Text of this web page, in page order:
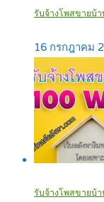
รับจ้างโพสขายบ้า
16 กรกฎาคม
รับจ้างโพสขายบ้